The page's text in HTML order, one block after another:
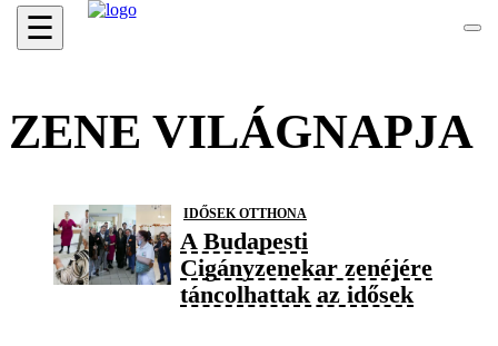
☰
ZENE VILÁGNAPJA
IDŐSEK OTTHONA
A Budapesti
Cigányzenekar zenéjére
táncolhattak az idősek